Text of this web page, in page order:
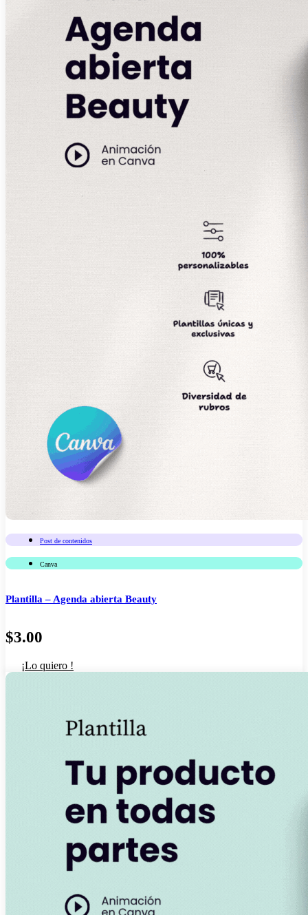
Post de contenidos
Canva
Plantilla – Agenda abierta Beauty
$3.00
¡Lo quiero !